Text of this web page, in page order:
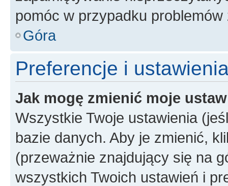
pomóc w przypadku
Góra
Preferencje i
Jak mogę zmienić moje
Wszystkie Twoje ustawienia
bazie danych. Aby je zmienić,
(przeważnie znajdujący się na
wszystkich Twoich ustawień i